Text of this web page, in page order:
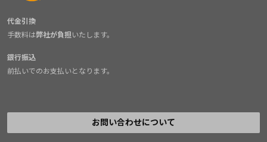
代金引換
手数料は弊社が負担 いたします。
銀行振込
前払いでのお支払いとなります。
お問い合わせについて